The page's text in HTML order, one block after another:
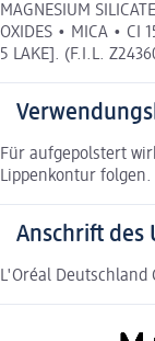
MAGNESIUM
OXIDES • MICA • CI
5 LAKE]. (F.I.L.
Für aufgepolstert
Lippenkontur
Anschrift des
L'Oréal Deutschland